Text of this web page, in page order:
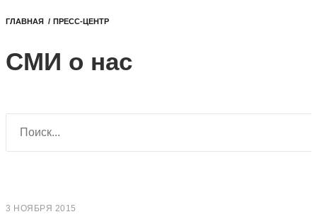
ГЛАВНАЯ / ПРЕСС-ЦЕНТР
СМИ о нас
3 НОЯБРЯ 2015